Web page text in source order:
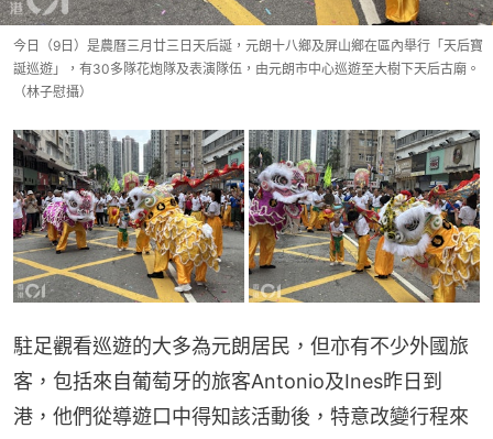
今日（9日）是農曆三月廿三日天后誕，元朗十八鄉及屏山鄉在區內舉行「天后寶
誕巡遊」，有30多隊花炮隊及表演隊伍，由元朗市中心巡遊至大樹下天后古廟。
（林子慰攝）
駐足觀看巡遊的大多為元朗居民，但亦有不少外國旅
客，包括來自葡萄牙的旅客Antonio及Ines昨日到
港，他們從導遊口中得知該活動後，特意改變行程來